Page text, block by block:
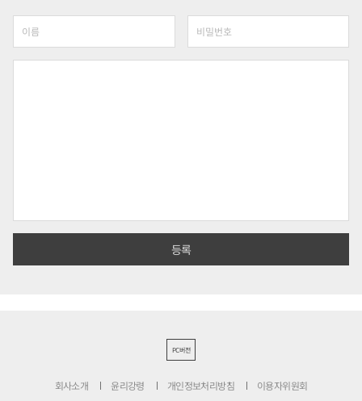
PC버전
회사소개 윤리강령 개인정보처리방침 이용자위원회